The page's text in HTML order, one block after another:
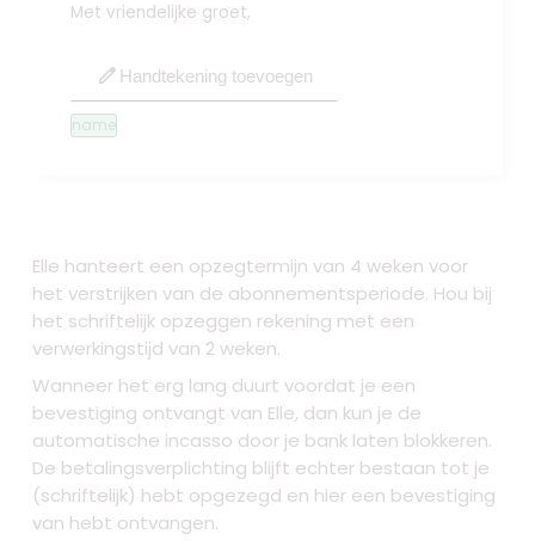
Met vriendelijke groet,
edit Handtekening toevoegen
name
Elle hanteert een opzegtermijn van 4 weken voor
het verstrijken van de abonnementsperiode. Hou bij
het schriftelijk opzeggen rekening met een
verwerkingstijd van 2 weken.
Wanneer het erg lang duurt voordat je een
bevestiging ontvangt van Elle, dan kun je de
automatische incasso door je bank laten blokkeren.
De betalingsverplichting blijft echter bestaan tot je
(schriftelijk) hebt opgezegd en hier een bevestiging
van hebt ontvangen.